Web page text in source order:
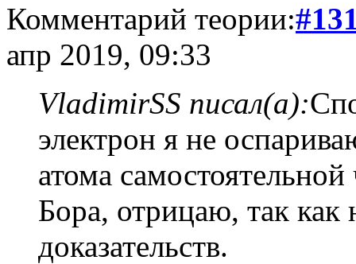
Комментарий теории:
апр 2019, 09:33
VladimirSS писал(а):
электрон я не
атома
Бора, отрицаю, так как
доказательств.